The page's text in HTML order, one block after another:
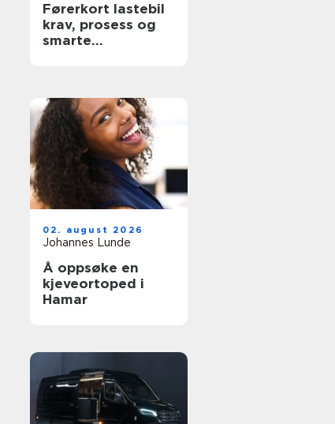
Førerkort lastebil
krav, prosess og
smarte
02. august 2026
Johannes Lunde
Å oppsøke en
kjeveortoped i
Hamar